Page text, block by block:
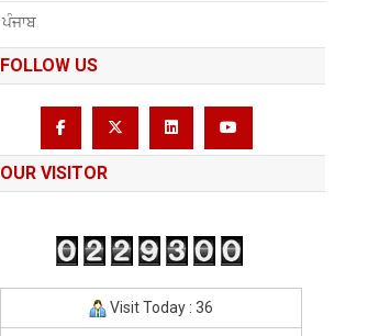
ਪੰਜਾਬ
FOLLOW US
OUR VISITOR
Visit Today : 36